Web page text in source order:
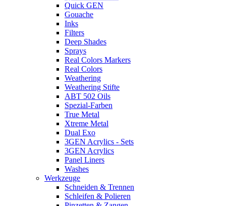
Quick GEN
Gouache
Inks
Filters
Deep Shades
Sprays
Real Colors Markers
Real Colors
Weathering
Weathering Stifte
ABT 502 Oils
Spezial-Farben
True Metal
Xtreme Metal
Dual Exo
3GEN Acrylics - Sets
3GEN Acrylics
Panel Liners
Washes
Werkzeuge
Schneiden & Trennen
Schleifen & Polieren